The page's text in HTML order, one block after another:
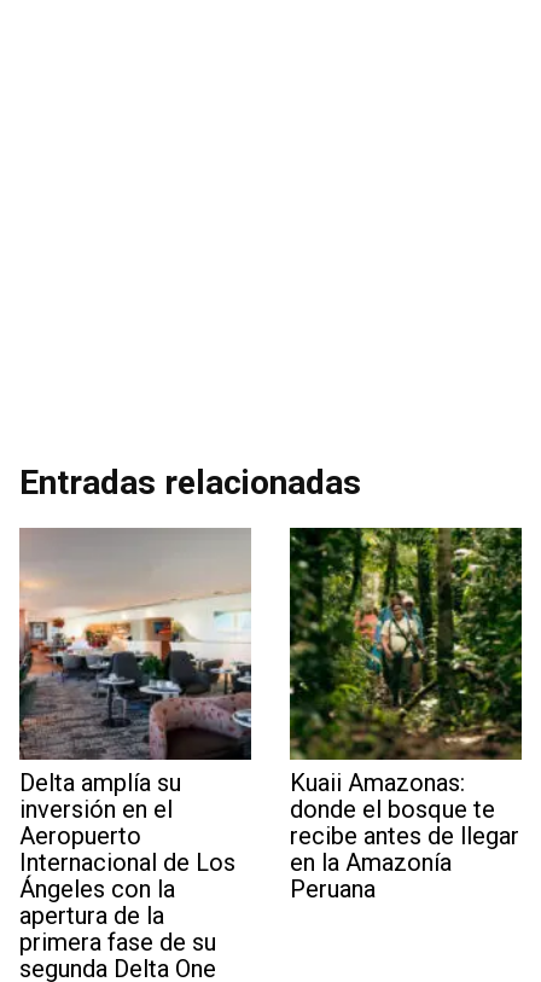
Entradas relacionadas
Delta amplía su
inversión en el
Aeropuerto
Internacional de Los
Ángeles con la
apertura de la
primera fase de su
segunda Delta One
Kuaii Amazonas:
donde el bosque te
recibe antes de llegar
en la Amazonía
Peruana